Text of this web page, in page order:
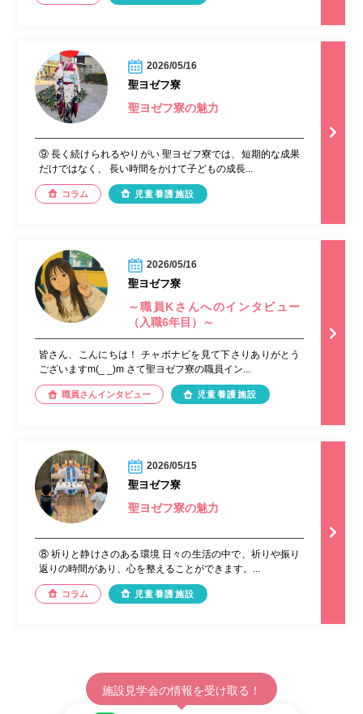
2026/05/16
聖ヨゼフ寮
聖ヨゼフ寮の魅力
⑨ 長く続けられるやりがい 聖ヨゼフ寮では、短期的な成果
だけではなく、 長い時間をかけて子どもの成長...
コラム 児童養護施設
2026/05/16
聖ヨゼフ寮
～職員Kさんへのインタビュー
（入職6年目）～
皆さん、こんにちは！ チャボナビを見て下さりありがとう
ございますm(_ _)m さて聖ヨゼフ寮の職員イン...
職員さんインタビュー 児童養護施設
2026/05/15
聖ヨゼフ寮
聖ヨゼフ寮の魅力
⑧ 祈りと静けさのある環境 日々の生活の中で、祈りや振り
返りの時間があり、心を整えることができます。...
コラム 児童養護施設
施設見学会の情報を受け取る！